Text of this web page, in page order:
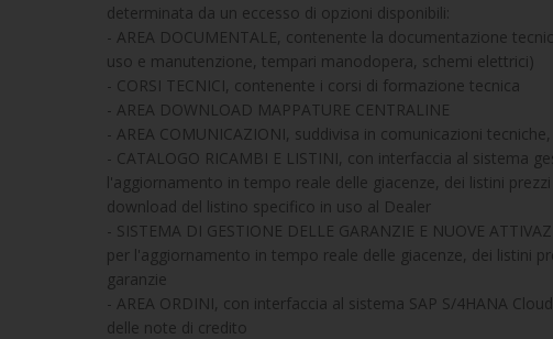
determinata da un eccesso di opzioni disponibili:
- AREA DOCUMENTALE, contenente la documentazione
uso e manutenzione, tempari manodopera, schemi elettrici)
- CORSI TECNICI, contenente i corsi di formazione tecnica
- AREA DOWNLOAD MAPPATURE CENTRALINE
- AREA COMUNICAZIONI, suddivisa in comunicazioni
- CATALOGO RICAMBI E LISTINI, con interfaccia al sistema
l'aggiornamento in tempo reale delle giacenze, dei listini
download del listino specifico in uso al Dealer
- SISTEMA DI GESTIONE DELLE GARANZIE E NUOVE
per l'aggiornamento in tempo reale delle giacenze, dei listini
garanzie
- AREA ORDINI, con interfaccia al sistema SAP S/4HANA
delle note di credito